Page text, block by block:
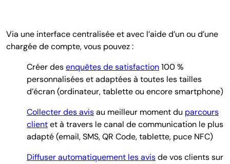
Via une interface centralisée et avec l’aide d’un ou d’une
chargée de compte, vous pouvez :
Créer desenquêtes de satisfaction100 %
personnalisées et adaptées à toutes les tailles
d’écran (ordinateur, tablette ou encore smartphone)
Collecter des avisau meilleur moment du parcours
clientet à travers le canal de communication le plus
adapté (email, SMS, QR Code, tablette, puce NFC)
Diffuser automatiquement les avisde vos clients sur